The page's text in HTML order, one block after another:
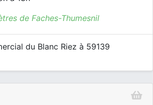
de Faches-Thumesnil
du Blanc Riez à 59139